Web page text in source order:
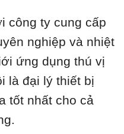
công ty cung cấp
nghiệp và nhiệt
ứng dụng thú vị
là đại lý thiết bị
tốt nhất cho cả